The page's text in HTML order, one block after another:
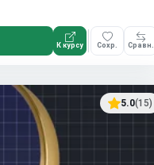
К курсу Сохр. Сравн.
5.0(15)